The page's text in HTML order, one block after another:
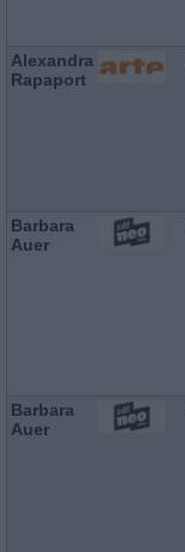
Alexandra
Rapaport
Barbara
Auer
Barbara
Auer